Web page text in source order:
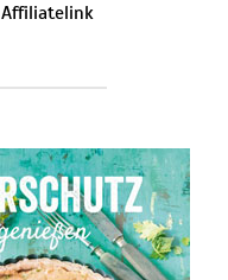
Affiliatelink